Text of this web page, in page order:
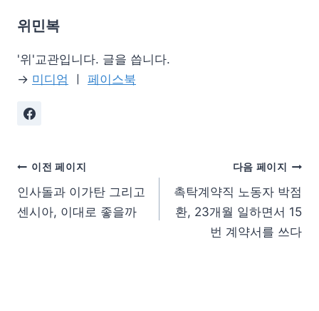
위민복
'위'교관입니다. 글을 씁니다.
→ 미디엄 페이스북
이전 페이지
인사돌과 이가탄 그리고
센시아, 이대로 좋을까
다음 페이지
촉탁계약직 노동자 박점
환, 23개월 일하면서 15
번 계약서를 쓰다